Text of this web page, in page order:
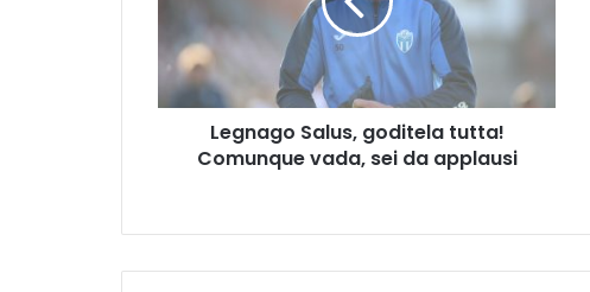
sei
applausi
Legnago Salus, goditela tutta!
Comunque vada, sei da applausi